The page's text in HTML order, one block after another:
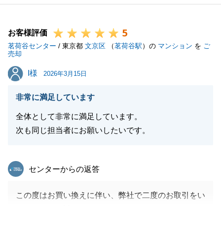
無事にお取引が完了して私もほっとしとります。
軽にご相談ください。
今後とも何卒、よろしくお願いいたします。
お客様評価 5
茗荷谷センター / 東京都 文京区 （茗荷谷駅）の マンション を ご
売却
I様
I様 2026年3月15日
非常に満足しています
全体として非常に満足しています。
次も同じ担当者にお願いしたいです。
東急リバブル
センターからの返答
この度はお買い換えに伴い、弊社で二度のお取引をい